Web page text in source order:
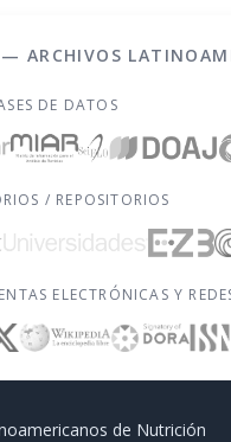
ARCHIVOS
DE DATOS
/ REPOSITORIOS
ELECTRÓNICAS Y
de Nutrición